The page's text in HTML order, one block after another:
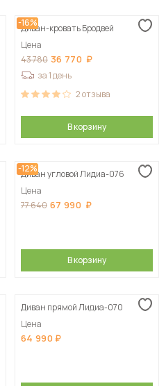
-16%
Диван-кровать Бродвей
Цена
43 780 36 770
за 1 день
2отзыва
В корзину
-12%
Диван угловой Лидиа-076
Цена
77 640 67 990
В корзину
Диван прямой Лидиа-070
Цена
64 990